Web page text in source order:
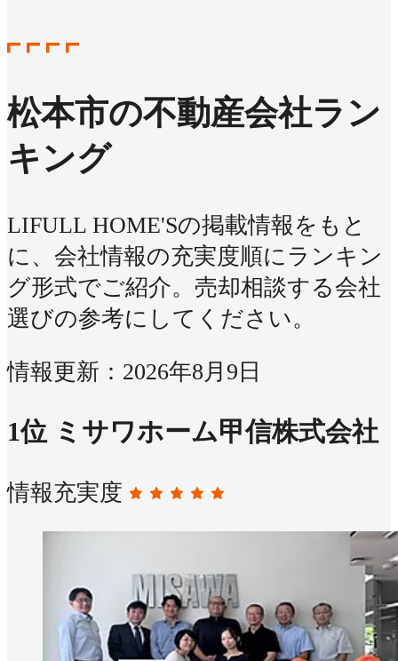
松本市の不動産会社ラン
キング
LIFULL HOME'Sの掲載情報をもと
に、会社情報の充実度順にランキン
グ形式でご紹介。売却相談する会社
選びの参考にしてください。
情報更新：2026年8月9日
1位 ミサワホーム甲信株式会社
情報充実度